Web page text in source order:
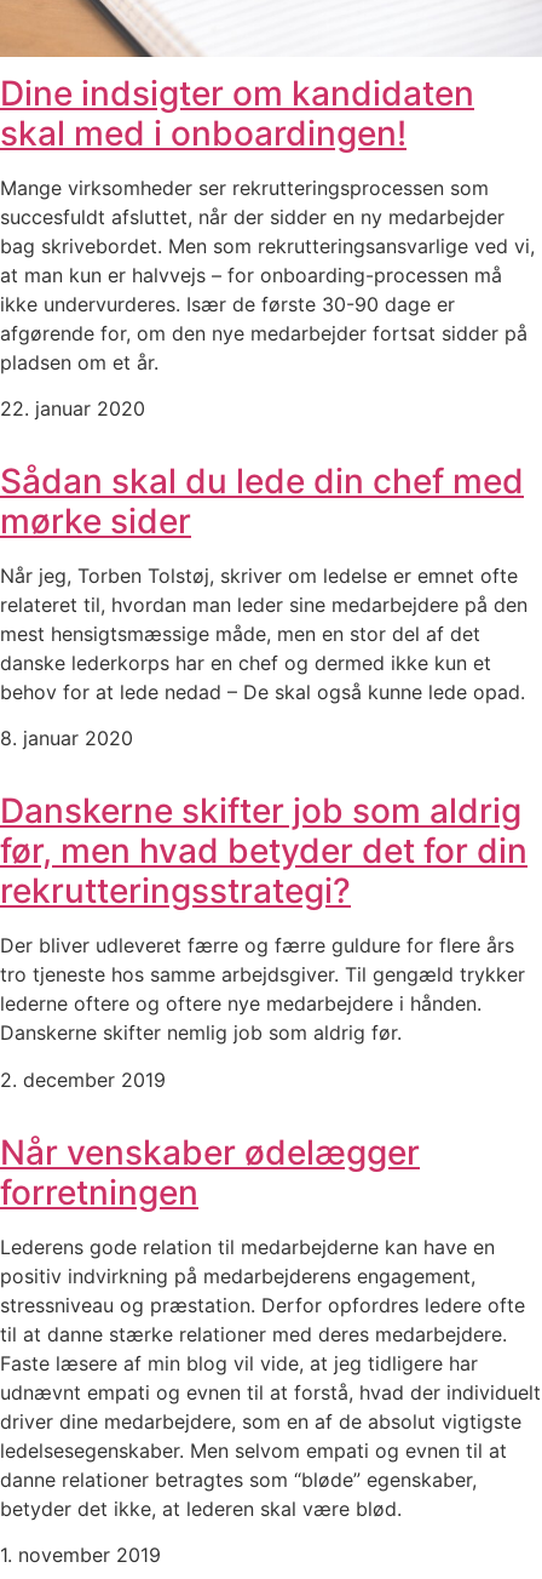
Dine indsigter om kandidaten
skal med i onboardingen!
Mange virksomheder ser rekrutteringsprocessen som
succesfuldt afsluttet, når der sidder en ny medarbejder
bag skrivebordet. Men som rekrutteringsansvarlige ved vi,
at man kun er halvvejs – for onboarding-processen må
ikke undervurderes. Især de første 30-90 dage er
afgørende for, om den nye medarbejder fortsat sidder på
pladsen om et år.
22. januar 2020
Sådan skal du lede din chef med
mørke sider
Når jeg, Torben Tolstøj, skriver om ledelse er emnet ofte
relateret til, hvordan man leder sine medarbejdere på den
mest hensigtsmæssige måde, men en stor del af det
danske lederkorps har en chef og dermed ikke kun et
behov for at lede nedad – De skal også kunne lede opad.
8. januar 2020
Danskerne skifter job som aldrig
før, men hvad betyder det for din
rekrutteringsstrategi?
Der bliver udleveret færre og færre guldure for flere års
tro tjeneste hos samme arbejdsgiver. Til gengæld trykker
lederne oftere og oftere nye medarbejdere i hånden.
Danskerne skifter nemlig job som aldrig før.
2. december 2019
Når venskaber ødelægger
forretningen
Lederens gode relation til medarbejderne kan have en
positiv indvirkning på medarbejderens engagement,
stressniveau og præstation. Derfor opfordres ledere ofte
til at danne stærke relationer med deres medarbejdere.
Faste læsere af min blog vil vide, at jeg tidligere har
udnævnt empati og evnen til at forstå, hvad der individuelt
driver dine medarbejdere, som en af de absolut vigtigste
ledelsesegenskaber. Men selvom empati og evnen til at
danne relationer betragtes som “bløde” egenskaber,
betyder det ikke, at lederen skal være blød.
1. november 2019